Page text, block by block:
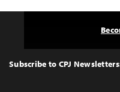
Top
Subscribe to CPJ